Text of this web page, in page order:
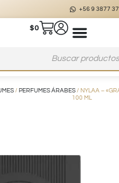
@vyp_store.chile
$0
/ PERFUMES ÁRABES/ NYLAA –
100 ML